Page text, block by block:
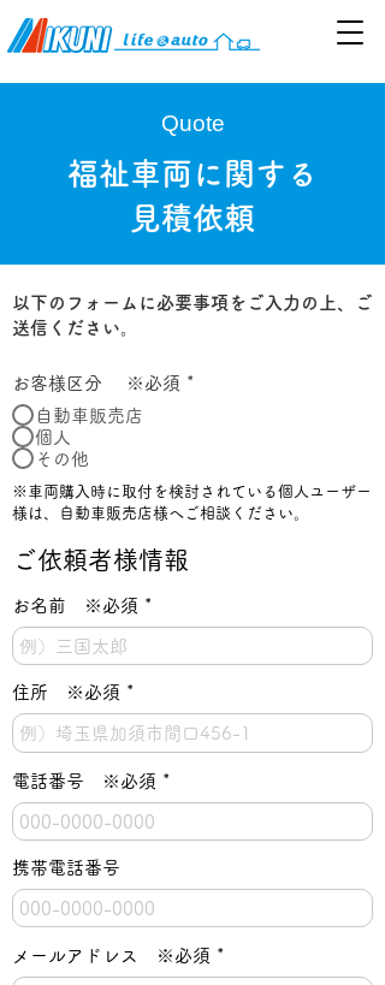
Quote
​福祉車両に関する
見積依頼
以下のフォームに必要事項をご入力の上、ご
送信ください。
お客様区分 ※必須 *
自動車販売店
個人
その他
※車両購入時に取付を検討されている個人ユーザー
様は、自動車販売店様へご相談ください。
ご依頼者様情報
お名前 ※必須
住所 ※必須
電話番号 ※必須
携帯電話番号
メールアドレス ※必須